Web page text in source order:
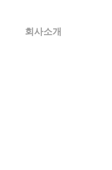
회사소개